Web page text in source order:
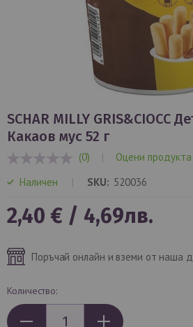
към
началото
на
галерия
снимки
SCHAR MILLY GRIS&CIOCC Детски Гризини и
Какаов мус 52 г
(0) |
Оцени продукта
Наличен
SKU 520036
2,40 € / 4,69лв.
Поръчай онлайн и вземи от наша
Количество: